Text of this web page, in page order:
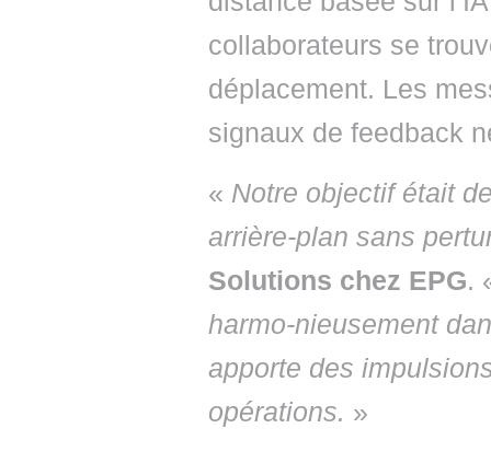
collaborateurs se
déplacement. Les
signaux de feedback
« Notre objectif était
arrière-plan sans
Solutions chez EPG.
harmo-nieusement
apporte des
opérations. »